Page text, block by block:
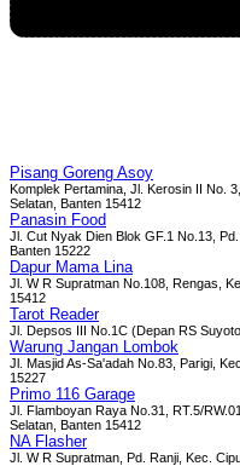
Pisang Goreng Asoy
Komplek Pertamina, Jl. Kerosin II No.
Selatan, Banten 15412
Panasin Food
Jl. Cut Nyak Dien Blok GF.1 No.13,
Banten 15222
Dapur Mama Lina
Jl. W R Supratman No.108, Rengas,
15412
Tarot Reader
Jl. Depsos III No.1C (Depan RS
Warung Jangan Lombok
Jl. Masjid As-Sa'adah No.83, Parigi,
15227
Primo 116 Garage
Jl. Flamboyan Raya No.31, RT.5/
Selatan, Banten 15412
NA Flasher
Jl. W R Supratman, Pd. Ranji, Kec.